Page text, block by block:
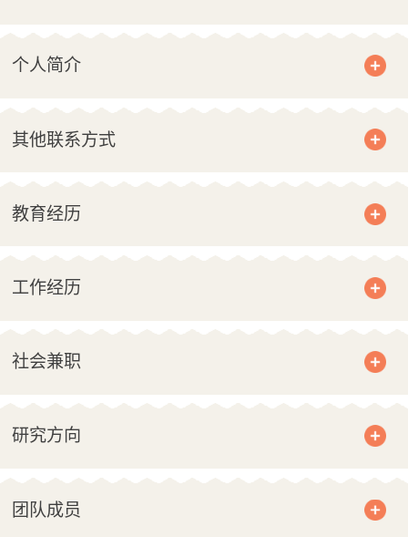
个人简介
其他联系方式
教育经历
工作经历
社会兼职
研究方向
团队成员